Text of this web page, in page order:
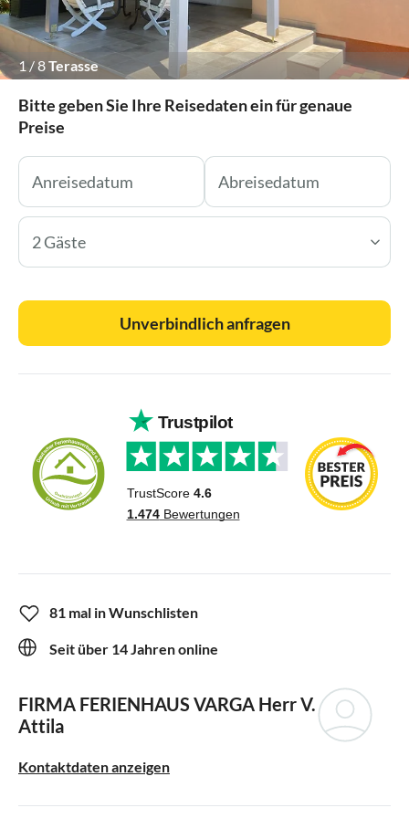
1/8Terasse
Bitte geben Sie Ihre Reisedaten ein für genaue
Preise
2 Gäste
Unverbindlich anfragen
81 mal in Wunschlisten
Seit über 14 Jahren online
FIRMA FERIENHAUS VARGA Herr V.
Attila
Kontaktdaten anzeigen